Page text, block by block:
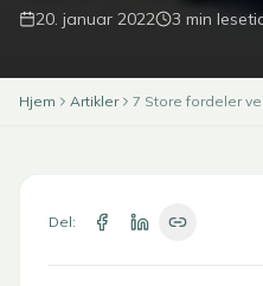
20. januar 2022 3 min
Hjem Artikler
Del: